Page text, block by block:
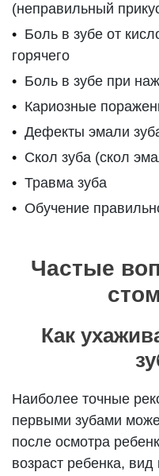
(неправильный
Боль в зубе от
горячего
Боль в зубе при
Кариозные
Дефекты эмали
Скол зуба (скол
Травма зуба
Обучение
Частые
Как
Наиболее точные
первыми зубами
после осмотра
возраст ребенка,